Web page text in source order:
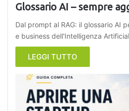
Glossario AI – sempre
Dal prompt al RAG: il glossario AI
e business dell'Intelligenza
LEGGI TUTTO